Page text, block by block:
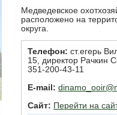
Медведевское
расположено на
округа.
Телефон: ст.егерь
15, директор Рачкин
351-200-43-11
E-mail:
Сайт: Перейти на